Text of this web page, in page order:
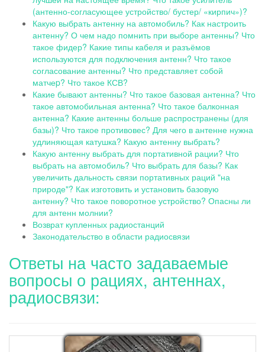
(антенно-согласующее устройство/ бустер/ «кирпич»)?
Какую выбрать антенну на автомобиль? Как настроить
антенну? О чем надо помнить при выборе антенны? Что
такое фидер? Какие типы кабеля и разъёмов
используются для подключения антенн? Что такое
согласование антенны? Что представляет собой
матчеp? Что такое КСВ?
Какие бывают антенны? Что такое базовая антенна? Что
такое автомобильная антенна? Что такое балконная
антенна? Какие антенны больше распространены (для
базы)? Что такое противовес? Для чего в антенне нужна
удлиняющая катушка? Какую антенну выбрать?
Какую антенну выбрать для портативной рации? Что
выбрать на автомобиль? Что выбрать для базы? Как
увеличить дальность связи портативных раций "на
природе"? Как изготовить и установить базовую
антенну? Что такое поворотное устройство? Опасны ли
для антенн молнии?
Возврат купленных радиостанций
Законодательство в области радиосвязи
Ответы на часто задаваемые
вопросы о рациях, антеннах,
радиосвязи: